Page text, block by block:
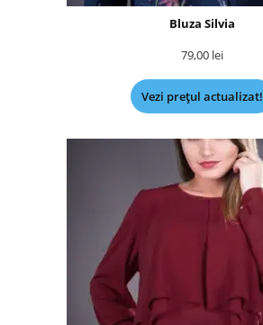
Bluza Silvia
79,00 lei
Vezi prețul actualizat!